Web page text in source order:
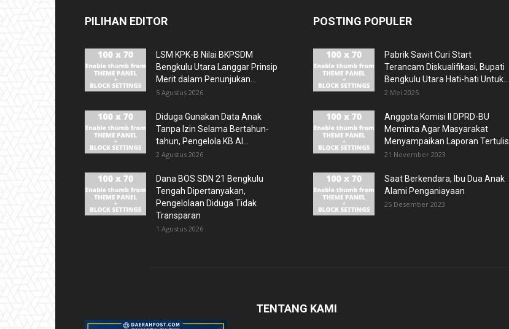
PILIHAN EDITOR
LSM KPK-B Nilai BKPSDM
Bengkulu Utara Langgar Prinsip
Merit dalam Penunjukan...
5 Agustus 2026
Diduga Gunakan Data Anak
Tanpa Izin Selama Bertahun-
tahun, Pengelola KB Al...
2 Agustus 2026
Dana BOS SDN 21 Bengkulu
Tengah Dipertanyakan,
Pengelolaan Diduga Tidak
Transparan
1 Agustus 2026
POSTING POPULER
Pabrik Sawit Curi Start
Terancam Diskualifikasi, Bupati
Bengkulu Utara Hati-hati Untuk...
2 Mei 2025
Anggota Komisi II DPRD-BU
Meminta Agar Masyarakat
Menyampaikan Laporan Tertulis
21 November 2023
Saat Berkendara, Ibu Dua Anak
Alami Penganiayaan
25 Desember 2023
TENTANG KAMI